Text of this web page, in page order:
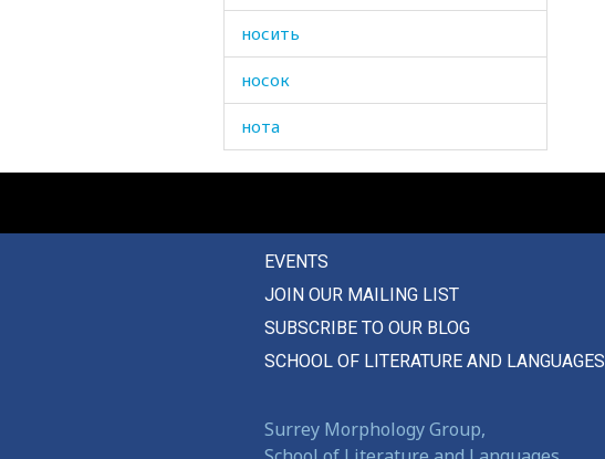
носить
носок
нота
ночевать
ночной
ночью
нравиться
EVENTS
JOIN OUR MAILING LIST
SUBSCRIBE TO OUR BLOG
SCHOOL OF LITERATURE AND LANGUAGES
Surrey Morphology Group,